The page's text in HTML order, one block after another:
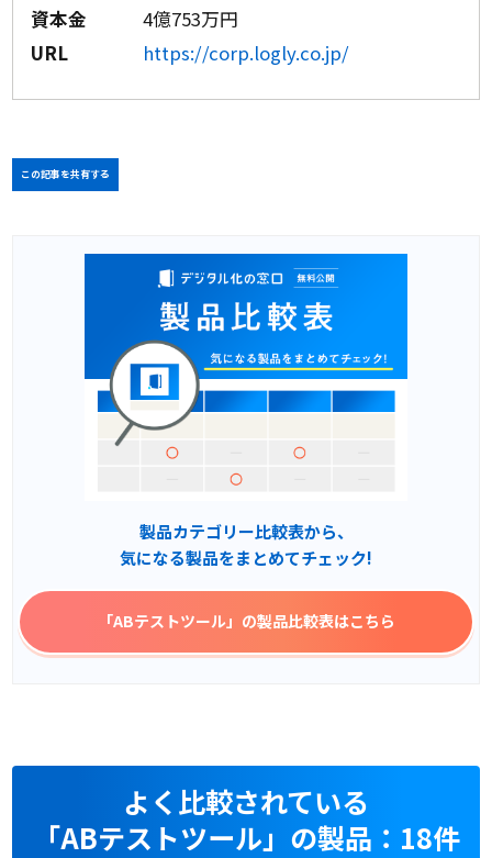
資本金
4億753万円
URL
https://corp.logly.co.jp/
この記事を共有する
製品カテゴリー比較表から、
気になる製品をまとめてチェック!
「ABテストツール」 の製品比較表はこちら
よく比較されている
「ABテストツール」の製品：18件